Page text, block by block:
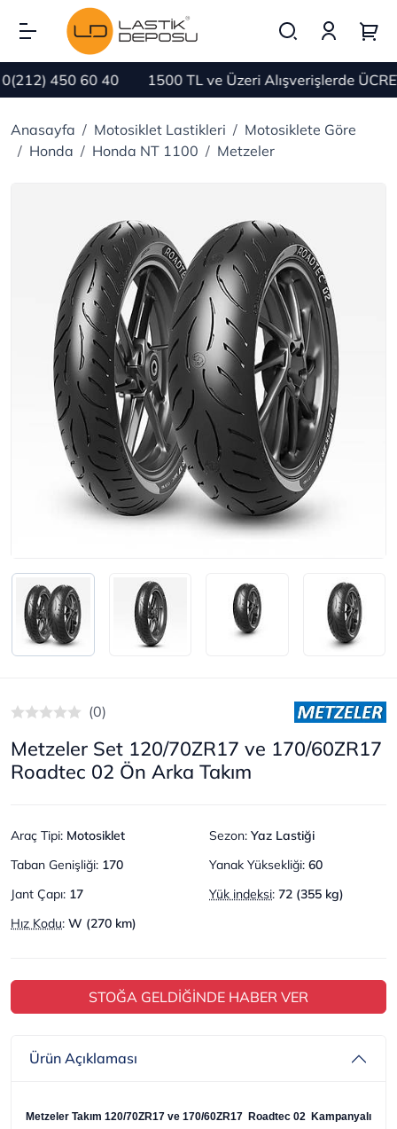
450 60 40 1500 TL ve Üzeri Alışverişlerde
Anasayfa Motosiklet Lastikleri
Motosiklete Göre
Honda
Honda NT 1100 Metzeler
(0)
Metzeler Set 120/70ZR17 ve 170/60ZR17
Roadtec 02 Ön Arka Takım
Araç Tipi: Motosiklet Sezon: Yaz Lastiği
Taban Genişliği: 170 Yanak Yüksekliği: 60
Jant Çapı: 17 Yük indeksi: 72 (355 kg)
Hız Kodu: W (270 km)
STOĞA GELDİĞİNDE HABER VER
Ürün Açıklaması
Metzeler Takım 120/70ZR17 ve 170/60ZR17 Roadtec 02 Kampanyalı